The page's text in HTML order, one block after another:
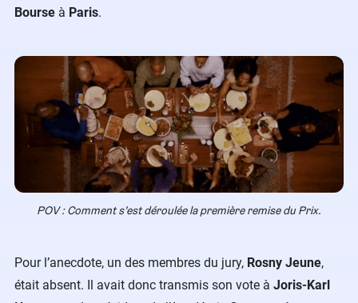
Bourse à Paris.
POV : Comment s’est déroulée la première remise du Prix.
Pour l’anecdote, un des membres du jury, Rosny Jeune,
était absent. Il avait donc transmis son vote à Joris-Karl